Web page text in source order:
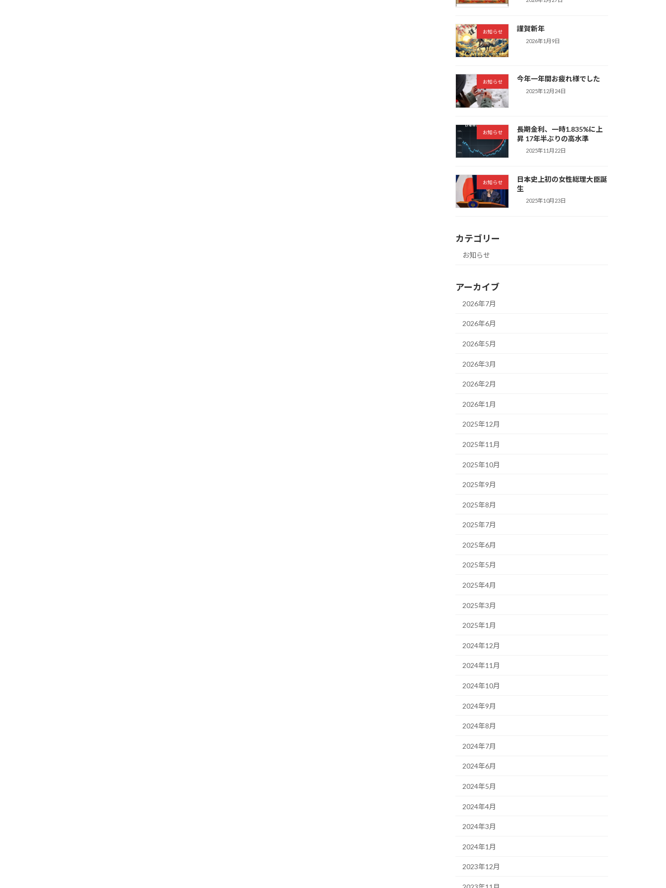
お知らせ 謹賀新年
2026年1月9日
お知らせ 今年一年間お疲れ様でした
2025年12月24日
お知らせ
長期金利、一時1.835%に上
昇 17年半ぶりの高水準
2025年11月22日
お知らせ
日本史上初の女性総理大臣誕
生
2025年10月23日
カテゴリー
お知らせ
アーカイブ
2026年7月
2026年6月
2026年5月
2026年3月
2026年2月
2026年1月
2025年12月
2025年11月
2025年10月
2025年9月
2025年8月
2025年7月
2025年6月
2025年5月
2025年4月
2025年3月
2025年1月
2024年12月
2024年11月
2024年10月
2024年9月
2024年8月
2024年7月
2024年6月
2024年5月
2024年4月
2024年3月
2024年1月
2023年12月